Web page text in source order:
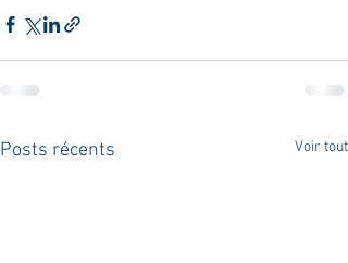
Posts récents Voir tout